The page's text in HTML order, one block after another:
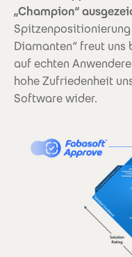
„Champion“
Spitzenpositionierung
Diamanten“ freut uns
auf echten
hohe Zufriedenheit
Software wider.